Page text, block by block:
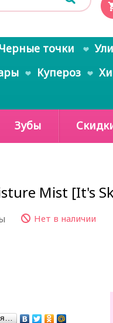
Черные точки
Купероз
Зубы
Mist [It's
Нет в наличии